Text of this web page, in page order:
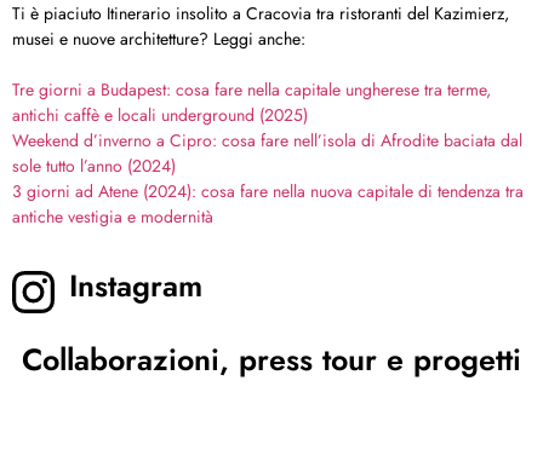
Ti è piaciuto Itinerario insolito a Cracovia tra ristoranti del Kazimierz,
musei e nuove architetture? Leggi anche:
Tre giorni a Budapest: cosa fare nella capitale ungherese tra terme,
antichi caffè e locali underground (2025)
Weekend d’inverno a Cipro: cosa fare nell’isola di Afrodite baciata dal
sole tutto l’anno (2024)
3 giorni ad Atene (2024): cosa fare nella nuova capitale di tendenza tra
antiche vestigia e modernità
Instagram
Collaborazioni, press tour e progetti